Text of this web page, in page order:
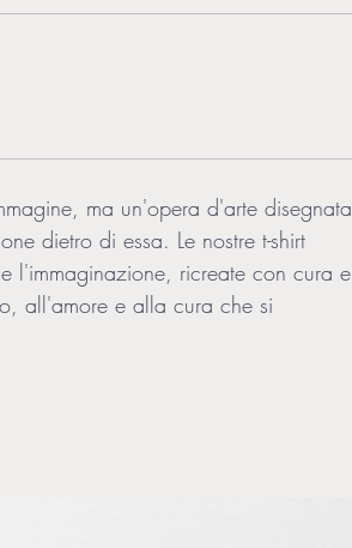
ma un'opera d'arte disegnata
dietro di essa. Le nostre t-shirt
l'immaginazione, ricreate con cura e
all'amore e alla cura che si